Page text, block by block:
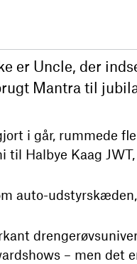
er Uncle, der
Mantra til
i går, rummede
Halbye Kaag
auto-
– men det